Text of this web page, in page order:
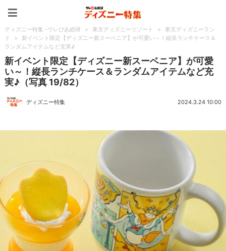
ディズニー特集 -ウレぴあ総研 > 東京ディズニーリゾート >
東京ディズニーラン
ド
>
新イベント限定【ディズニー新スーベニア】が可愛い～！縦長ランチケース＆
ランダムアイテムなど充実♪
新イベント限定【ディズニー新スーベニア】が可愛
い～！縦長ランチケース＆ランダムアイテムなど充
実♪（写真 19/82）
ディズニー特集 2024.3.24 10:00